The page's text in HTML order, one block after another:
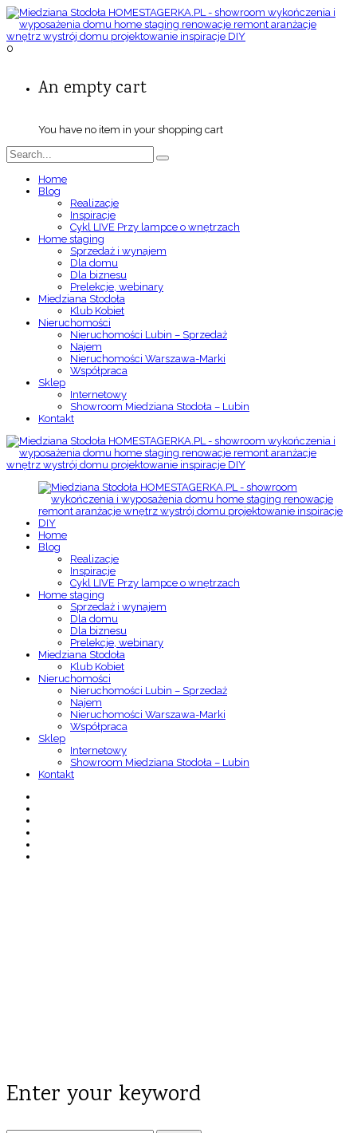
0
An empty cart
You have no item in your shopping cart
Home
Blog
Realizacje
Inspiracje
Cykl LIVE Przy lampce o wnętrzach
Home staging
Sprzedaż i wynajem
Dla domu
Dla biznesu
Prelekcje, webinary
Miedziana Stodoła
Klub Kobiet
Nieruchomości
Nieruchomości Lubin – Sprzedaż
Najem
Nieruchomości Warszawa-Marki
Współpraca
Sklep
Internetowy
Showroom Miedziana Stodoła – Lubin
Kontakt
Home
Blog
Realizacje
Inspiracje
Cykl LIVE Przy lampce o wnętrzach
Home staging
Sprzedaż i wynajem
Dla domu
Dla biznesu
Prelekcje, webinary
Miedziana Stodoła
Klub Kobiet
Nieruchomości
Nieruchomości Lubin – Sprzedaż
Najem
Nieruchomości Warszawa-Marki
Współpraca
Sklep
Internetowy
Showroom Miedziana Stodoła – Lubin
Kontakt
Enter your keyword